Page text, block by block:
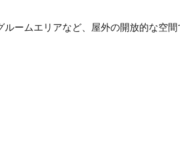
ルームエリアなど、屋外の開放的な空間